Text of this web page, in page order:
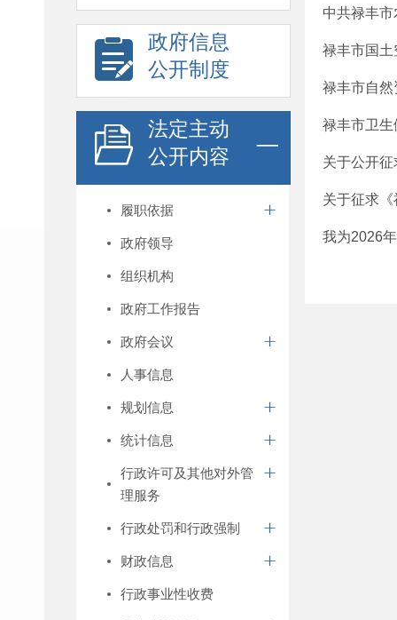
政府信息
公开制度
法定主动
公开内容
履职依据
政府领导
组织机构
政府工作报告
政府会议
人事信息
规划信息
统计信息
行政许可及其他对外管
理服务
行政处罚和行政强制
财政信息
行政事业性收费
中共禄丰市
禄丰市国
禄丰市自然
禄丰市卫生
关于公开
关于征求
我为2026